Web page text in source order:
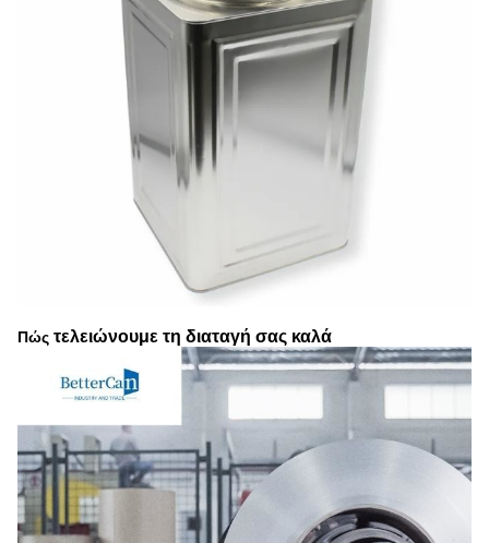
Πώς τελειώνουμε τη διαταγή σας καλά